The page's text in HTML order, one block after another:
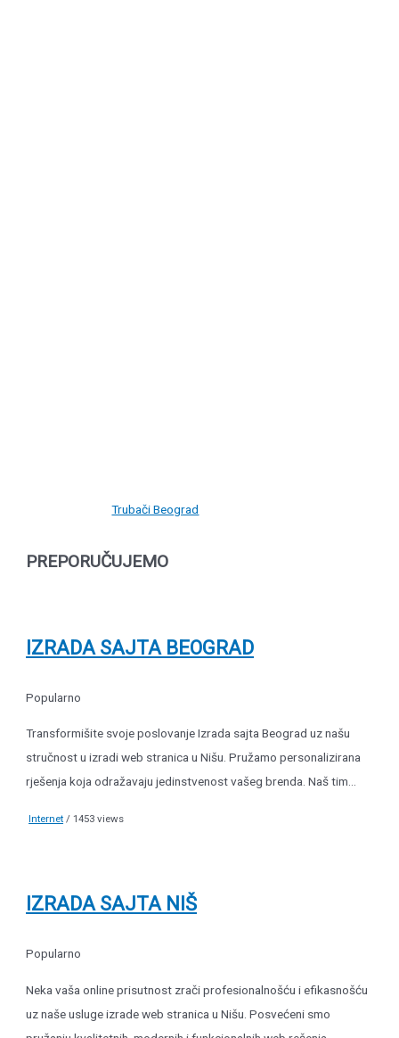
Trubači Beograd
PREPORUČUJEMO
IZRADA SAJTA BEOGRAD
Popularno
Transformišite svoje poslovanje Izrada sajta Beograd uz našu
stručnost u izradi web stranica u Nišu. Pružamo personalizirana
rješenja koja odražavaju jedinstvenost vašeg brenda. Naš tim...
Internet / 1453 views
IZRADA SAJTA NIŠ
Popularno
Neka vaša online prisutnost zrači profesionalnošću i efikasnošću
uz naše usluge izrade web stranica u Nišu. Posvećeni smo